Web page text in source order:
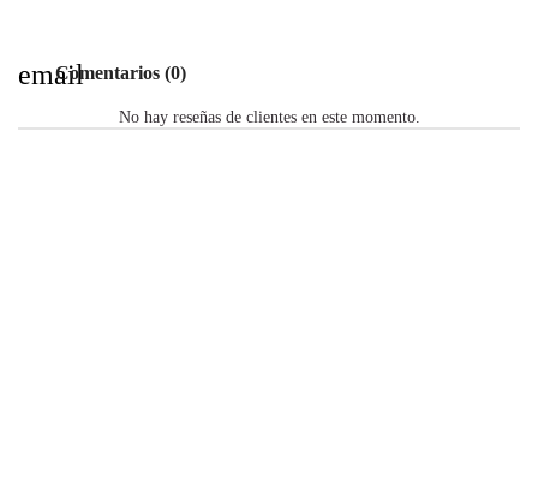
emailComentarios (0)
No hay reseñas de clientes en este momento.